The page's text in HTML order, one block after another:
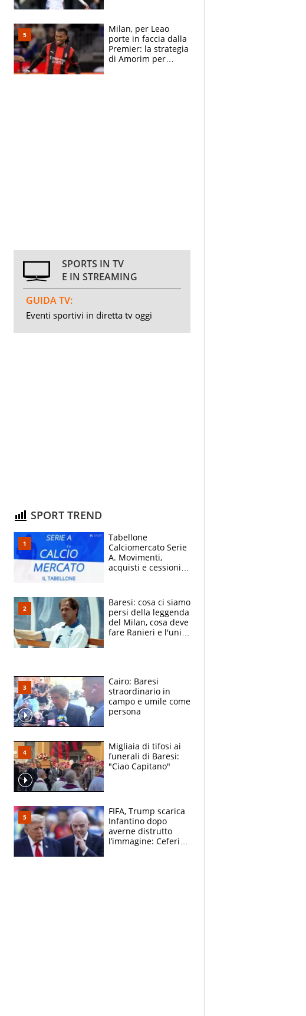
Milan, per Leao
porte in faccia dalla
Premier: la strategia
di Amorim per
SPORTS IN TV
E IN STREAMING
GUIDA TV:
Eventi sportivi in diretta tv oggi
SPORT TREND
Tabellone
Calciomercato Serie
A. Movimenti,
acquisti e cessioni:
Baresi: cosa ci siamo
persi della leggenda
del Milan, cosa deve
fare Ranieri e l'unico
Cairo: Baresi
straordinario in
campo e umile come
persona
Migliaia di tifosi ai
funerali di Baresi:
"Ciao Capitano"
FIFA, Trump scarica
Infantino dopo
averne distrutto
l’immagine: Ceferin